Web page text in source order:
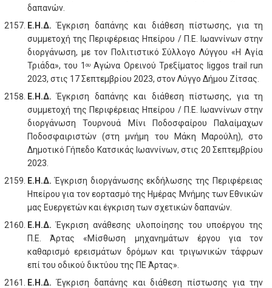
δαπανών.
Ε.Η.Δ.Έγκριση δαπάνης και διάθεση πίστωσης, για τη
συμμετοχή της Περιφέρειας Ηπείρου / Π.Ε. Ιωαννίνων στην
διοργάνωση, με τον Πολιτιστικό Σύλλογο Λύγγου «Η Αγία
Τριάδα», του 1ου Αγώνα Ορεινού Τρεξίματος liggos trail run
2023, στις 17 Σεπτεμβρίου 2023, στον Λύγγο Δήμου Ζίτσας.
Ε.Η.Δ.Έγκριση δαπάνης και διάθεση πίστωσης, για τη
συμμετοχή της Περιφέρειας Ηπείρου / Π.Ε. Ιωαννίνων στην
διοργάνωση Τουρνουά Μίνι Ποδοσφαίρου Παλαίμαχων
Ποδοσφαιριστών (στη μνήμη του Μάκη Μαρούλη), στο
Δημοτικό Γήπεδο Κατσικάς Ιωαννίνων, στις 20 Σεπτεμβρίου
2023.
Ε.Η.Δ.Έγκριση διοργάνωσης εκδήλωσης της Περιφέρειας
Ηπείρου για τον εορτασμό της Ημέρας Μνήμης των Εθνικών
μας Ευεργετών και έγκριση των σχετικών δαπανών.
Ε.Η.Δ.Έγκριση ανάθεσης υλοποίησης του υποέργου της
Π.Ε. Άρτας «Μίσθωση μηχανημάτων έργου για τον
καθαρισμό ερεισμάτων δρόμων και τριγωνικών τάφρων
επί του οδικού δικτύου της ΠΕ Άρτας».
Ε.Η.Δ.Έγκριση δαπάνης και διάθεση πίστωσης για την